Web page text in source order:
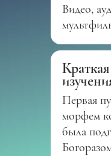
Видео,
Первая
морфем
была